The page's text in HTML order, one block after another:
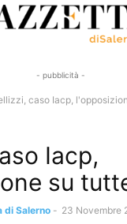
- pubblicità -
caso Iacp,
Iacp,
su
di Salerno - 23 Novembre